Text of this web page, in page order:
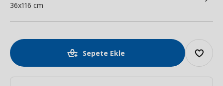
36x116 cm
Sepete Ekle